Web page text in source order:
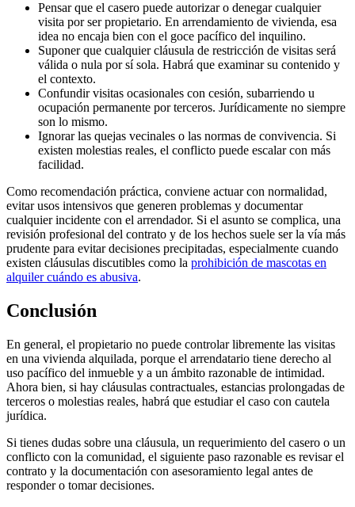
Pensar que el casero puede autorizar o denegar cualquier
visita por ser propietario. En arrendamiento de vivienda, esa
idea no encaja bien con el goce pacífico del inquilino.
Suponer que cualquier cláusula de restricción de visitas será
válida o nula por sí sola. Habrá que examinar su contenido y
el contexto.
Confundir visitas ocasionales con cesión, subarriendo u
ocupación permanente por terceros. Jurídicamente no siempre
son lo mismo.
Ignorar las quejas vecinales o las normas de convivencia. Si
existen molestias reales, el conflicto puede escalar con más
facilidad.
Como recomendación práctica, conviene actuar con normalidad,
evitar usos intensivos que generen problemas y documentar
cualquier incidente con el arrendador. Si el asunto se complica, una
revisión profesional del contrato y de los hechos suele ser la vía más
prudente para evitar decisiones precipitadas, especialmente cuando
existen cláusulas discutibles como la prohibición de mascotas en
alquiler cuándo es abusiva.
Conclusión
En general, el propietario no puede controlar libremente las visitas
en una vivienda alquilada, porque el arrendatario tiene derecho al
uso pacífico del inmueble y a un ámbito razonable de intimidad.
Ahora bien, si hay cláusulas contractuales, estancias prolongadas de
terceros o molestias reales, habrá que estudiar el caso con cautela
jurídica.
Si tienes dudas sobre una cláusula, un requerimiento del casero o un
conflicto con la comunidad, el siguiente paso razonable es revisar el
contrato y la documentación con asesoramiento legal antes de
responder o tomar decisiones.